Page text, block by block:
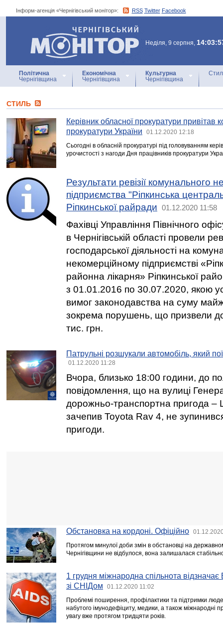
Інформ-агенція «Чернігівський монітор»: RSS Twitter Facebook
Інформ-агенція
«Чернігівський монітор»
Неділя, 9 серпня,
Політична
Чернігівщина
Економічна
Чернігівщина
Культурна
Чернігівщина
СТИЛЬ
Керівник обласної прокуратури привітав
прокуратури України
01.12.2020 12:18
Сьогодні в обласній прокуратурі під головуванням
урочистості з нагоди Дня працівників прокуратури
Результати ревізії комунального
підприємства "Ріпкинська
Ріпкинської райради
01.12.2020 11:58
Фахівці Управління Північного
в Чернігівській області провели
господарської діяльності на
некомерційному підприємстві
районна лікарня» Ріпкинської
з 01.01.2016 по 30.07.2020, якою
вимог законодавства на суму
зокрема порушень, що призвели
тис. грн.
Патрульні розшукали автомобіль, який
01.12.2020 11:28
Вчора, близько 18:00 години, до
повідомлення, що на вулиці
дорожньо-транспортна пригода –
зачепив Toyota Rav 4, не зупинився
пригоди.
Обстановка на кордоні. Офіційно
Протягом минулої доби змін в обстановці на
Чернігівщини не відбулося, вона залишалася
1 грудня міжнародна спільнота відзначає
зі СНІДом
01.12.2020 11:02
Проблемі поширення, профілактики та підтримки
набутого імунодефіциту, медики, а також міжнародні
увагу вже протягом тридцяти років.